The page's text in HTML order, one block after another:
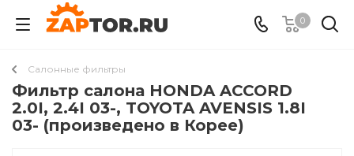
0
Салонные фильтры
Фильтр салона HONDA ACCORD
2.0I, 2.4I 03-, TOYOTA AVENSIS 1.8I
03- (произведено в Корее)